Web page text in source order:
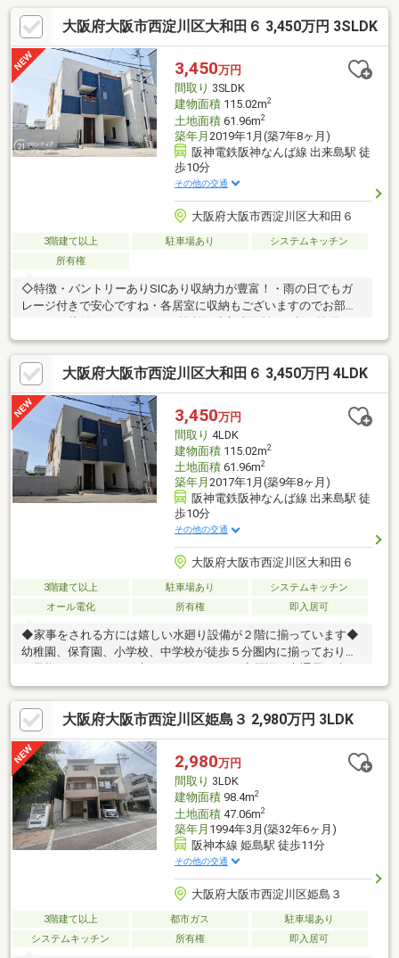
島中学校◇他社様が掲載している物件もご紹介可能スマホユーザ
ーの方は右下の青いボタンでお問い合わせいただければスムーズ
にご案内させていただけます◆自己資金０円でも一戸建の購入が
可能です◆住宅ローンの不安な方（年収・転職歴・年齢・他の借
入など）◆近隣の一戸建もまとめて内覧可能です◆ご自宅までの
お迎え無料サービス実施中
大阪府大阪市西淀川区大和田６ 3,450万円 3SLDK
3,450万円
間取り 3SLDK
建物面積115.02m2
土地面積61.96m2
築年月 2019年1月(築7年8ヶ月)
阪神電鉄阪神なんば線 出来島駅 徒
歩10分
その他の交通
大阪府大阪市西淀川区大和田６
3階建て以上 駐車場あり
システムキッチン
所有権
◇特徴・パントリーありSICあり収納力が豊富！・雨の日でもガ
レージ付きで安心ですね・各居室に収納もございますのでお部屋
ムーズ・浴室に窓があり湿気がこもりにくく衛生的◇立地・大阪
市立大和田小学校まで徒歩約4分・大阪市立淀中学校まで徒歩約2
分◆◇弊社が選ばれる理由◆◇１．お金の扱い方のプロ、ファイ
ナンシャルプランナーが資金計画をサポート！２．買い替えなど
にも対応できる売却専門チームあり！３．たくさんの銀行と繋が
りがあるため、最も低金利になるように審査が可能！
大阪府大阪市西淀川区大和田６ 3,450万円 4LDK
3,450万円
間取り 4LDK
建物面積115.02m2
土地面積61.96m2
築年月 2017年1月(築9年8ヶ月)
阪神電鉄阪神なんば線 出来島駅 徒
歩10分
その他の交通
大阪府大阪市西淀川区大和田６
3階建て以上 駐車場あり
システムキッチン
オール電化
所有権 即入居可
◆家事をされる方には嬉しい水廻り設備が２階に揃っています◆
幼稚園、保育園、小学校、中学校が徒歩５分圏内に揃っており、
く、閑静な住宅街です◆メラード大和田まで徒歩５分で毎日の買
物にも便利です◆阪神なんば線「出来島」駅まで徒歩１０分、阪
神本線「千船」駅まで徒歩１２分の２沿線利用出来る立地。「大
阪梅田」「なんば」まではダイレクトアクセスで通勤や通学、お
出掛けにも便利◆大和田中央公園まで徒歩１分。ペットの散歩や
お子様の遊び場にも最適◆主寝室９帖でゆとりのある広さ◆各居
室にはクローゼットが有り、パントリーなど収納豊富
大阪府大阪市西淀川区姫島３ 2,980万円 3LDK
2,980万円
間取り 3LDK
建物面積98.4m2
土地面積47.06m2
築年月 1994年3月(築32年6ヶ月)
阪神本線 姫島駅 徒歩11分
その他の交通
大阪府大阪市西淀川区姫島３
3階建て以上 都市ガス
駐車場あり
システムキッチン
所有権 即入居可